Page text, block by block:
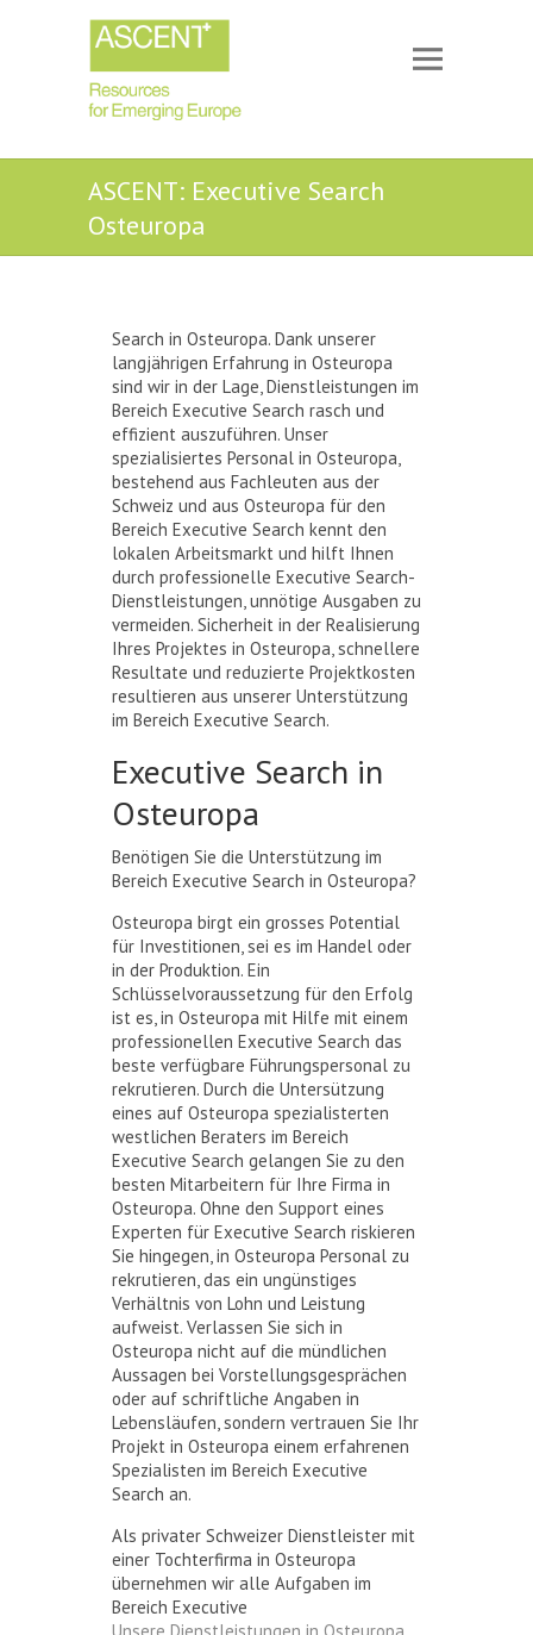
ASCENT: Executive Search
Osteuropa
Search in Osteuropa. Dank unserer
langjährigen Erfahrung in Osteuropa
sind wir in der Lage, Dienstleistungen im
Bereich Executive Search rasch und
effizient auszuführen. Unser
spezialisiertes Personal in Osteuropa,
bestehend aus Fachleuten aus der
Schweiz und aus Osteuropa für den
Bereich Executive Search kennt den
lokalen Arbeitsmarkt und hilft Ihnen
durch professionelle Executive Search-
Dienstleistungen, unnötige Ausgaben zu
vermeiden. Sicherheit in der Realisierung
Ihres Projektes in Osteuropa, schnellere
Resultate und reduzierte Projektkosten
resultieren aus unserer Unterstützung
im Bereich Executive Search.
Executive Search in
Osteuropa
Benötigen Sie die Unterstützung im
Bereich Executive Search in Osteuropa?
Osteuropa birgt ein grosses Potential
für Investitionen, sei es im Handel oder
in der Produktion. Ein
Schlüsselvoraussetzung für den Erfolg
ist es, in Osteuropa mit Hilfe mit einem
professionellen Executive Search das
beste verfügbare Führungspersonal zu
rekrutieren. Durch die Untersützung
eines auf Osteuropa spezialisterten
westlichen Beraters im Bereich
Executive Search gelangen Sie zu den
besten Mitarbeitern für Ihre Firma in
Osteuropa. Ohne den Support eines
Experten für Executive Search riskieren
Sie hingegen, in Osteuropa Personal zu
rekrutieren, das ein ungünstiges
Verhältnis von Lohn und Leistung
aufweist. Verlassen Sie sich in
Osteuropa nicht auf die mündlichen
Aussagen bei Vorstellungsgesprächen
oder auf schriftliche Angaben in
Lebensläufen, sondern vertrauen Sie Ihr
Projekt in Osteuropa einem erfahrenen
Spezialisten im Bereich Executive
Search an.
Als privater Schweizer Dienstleister mit
einer Tochterfirma in Osteuropa
übernehmen wir alle Aufgaben im
Bereich Executive